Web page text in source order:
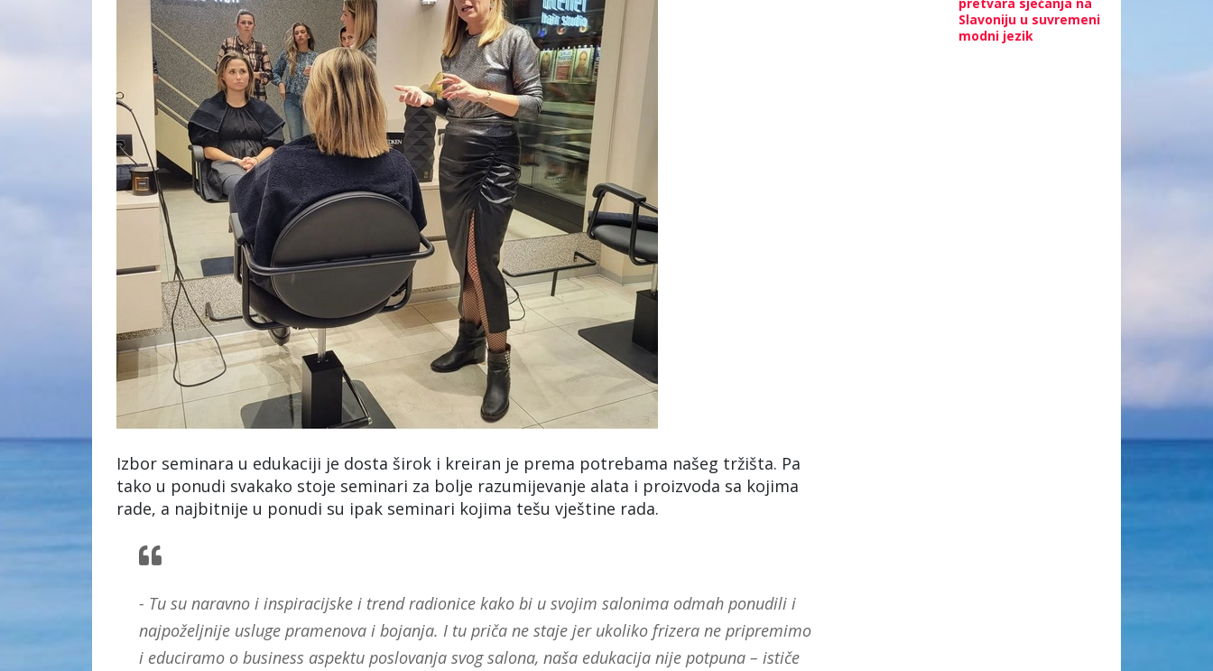
Izbor seminara u edukaciji je dosta širok i kreiran je prema potrebama našeg tržišta. Pa
tako u ponudi svakako stoje seminari za bolje razumijevanje alata i proizvoda sa kojima
rade, a najbitnije u ponudi su ipak seminari kojima tešu vještine rada.
- Tu su naravno i inspiracijske i trend radionice kako bi u svojim salonima odmah ponudili i
najpoželjnije usluge pramenova i bojanja. I tu priča ne staje jer ukoliko frizera ne pripremimo
i educiramo o business aspektu poslovanja svog salona, naša edukacija nije potpuna – ističe
Slavoniju u suvremeni
modni jezik